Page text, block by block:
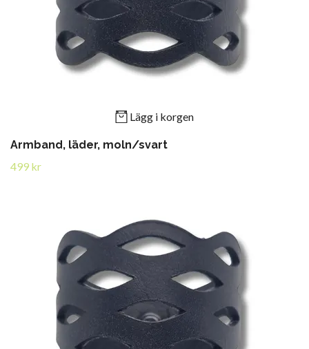
Lägg i korgen
Armband, läder, moln/svart
499 kr